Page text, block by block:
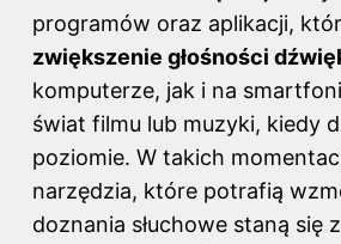
programów oraz aplikacji,
zwiększenie głośności
komputerze, jak i na
świat filmu lub muzyki, kiedy
poziomie. W takich
narzędzia, które potrafią
doznania słuchowe staną się